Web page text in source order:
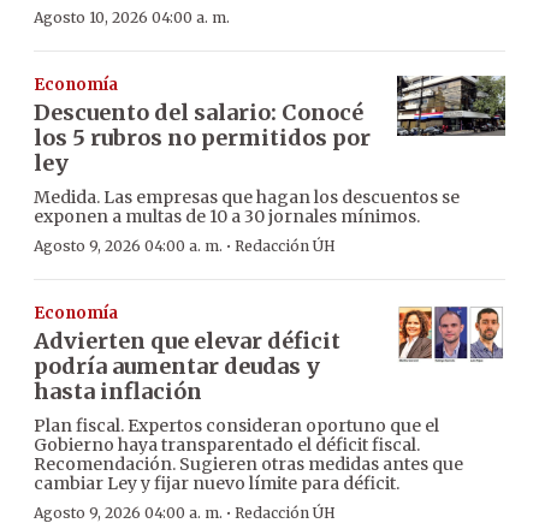
Agosto 10, 2026 04:00 a. m.
Economía
Descuento del salario: Conocé
los 5 rubros no permitidos por
ley
Medida. Las empresas que hagan los descuentos se
exponen a multas de 10 a 30 jornales mínimos.
Agosto 9, 2026 04:00 a. m. · Redacción ÚH
Economía
Advierten que elevar déficit
podría aumentar deudas y
hasta inflación
Plan fiscal. Expertos consideran oportuno que el
Gobierno haya transparentado el déficit fiscal.
Recomendación. Sugieren otras medidas antes que
cambiar Ley y fijar nuevo límite para déficit.
Agosto 9, 2026 04:00 a. m. · Redacción ÚH